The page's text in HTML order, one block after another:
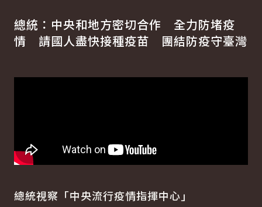
總統：中央和地方密切合作 全力防堵疫
情 請國人盡快接種疫苗 團結防疫守臺灣
總統視察「中央流行疫情指揮中心」